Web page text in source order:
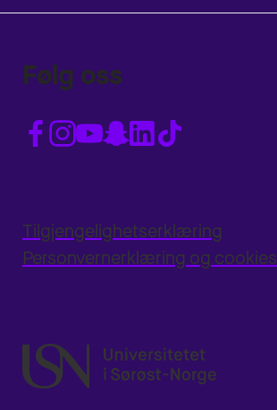
Følg oss
Tilgjengelighetserklæring
Personvernerklæring og cookies